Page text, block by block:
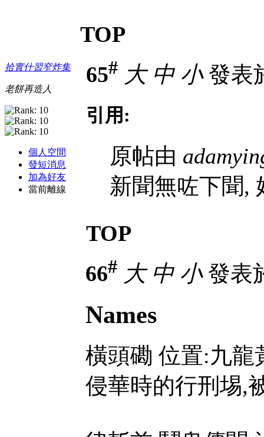
TOP
拾實什習窄炸集
老餅再造人
個人空間
發短消息
加為好友
當前離線
65# 大 中 小發表
引用:
原帖由
新聞無咗下聞,
TOP
66# 大 中 小發表
Names
橫頭磡 位置:九龍
侵華時的行刑埸,